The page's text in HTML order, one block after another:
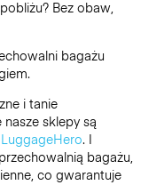
Bez obaw,
bagażu
i tanie
sklepy są
. I
bagażu,
co gwarantuje